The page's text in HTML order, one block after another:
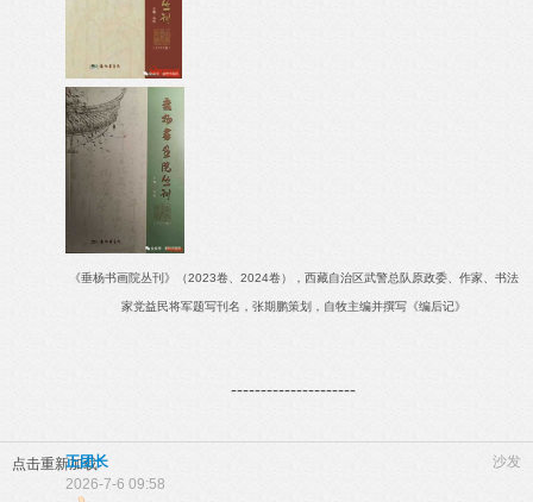
《垂杨书画院丛刊》（2023卷、2024卷），西藏自治区武警总队原政委、作家、书法
家党益民将军题写刊名，张期鹏策划，自牧主编并撰写《编后记》
---------------------
点击重新加载 沙发
正团长
2026-7-6 09:58